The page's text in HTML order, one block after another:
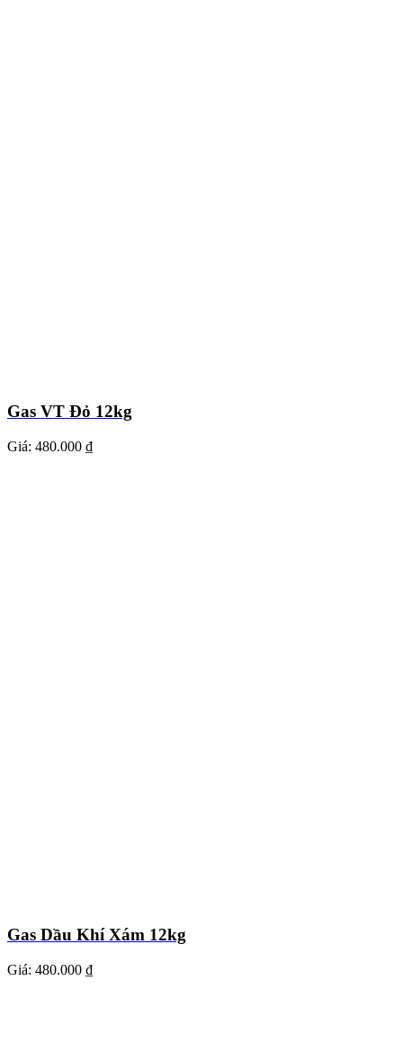
Gas VT Đỏ 12kg
Giá: 480.000 ₫
Gas Dầu Khí Xám 12kg
Giá: 480.000 ₫